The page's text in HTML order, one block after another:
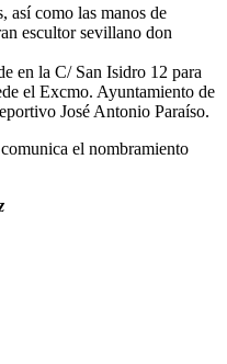
así como las manos de
escultor sevillano don
en la C/ San Isidro 12 para
el Excmo. Ayuntamiento de
José Antonio Paraíso.
el nombramiento